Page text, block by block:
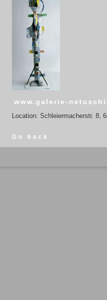
www.galerie-
Location: Schleiermacherstr. 8,
Go back